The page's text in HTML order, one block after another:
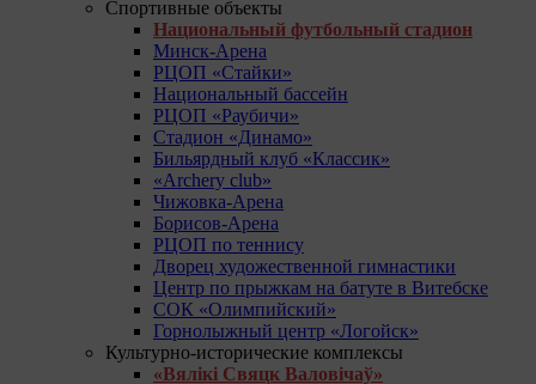
Спортивные объекты
Национальный футбольный стадион
Минск-Арена
РЦОП «Стайки»
Национальный бассейн
РЦОП «Раубичи»
Стадион «Динамо»
Бильярдный клуб «Классик»
«Archery club»
Чижовка-Арена
Борисов-Арена
РЦОП по теннису
Дворец художественной гимнастики
Центр по прыжкам на батуте в Витебске
СОК «Олимпийский»
Горнолыжный центр «Логойск»
Культурно-исторические комплексы
«Вялікі Свяцк Валовічаў»